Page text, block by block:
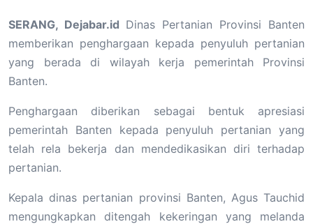
SERANG, Dejabar.id Dinas Pertanian Provinsi Banten
memberikan penghargaan kepada penyuluh pertanian
yang berada di wilayah kerja pemerintah Provinsi
Banten.
Penghargaan diberikan sebagai bentuk apresiasi
pemerintah Banten kepada penyuluh pertanian yang
telah rela bekerja dan mendedikasikan diri terhadap
pertanian.
Kepala dinas pertanian provinsi Banten, Agus Tauchid
mengungkapkan ditengah kekeringan yang melanda